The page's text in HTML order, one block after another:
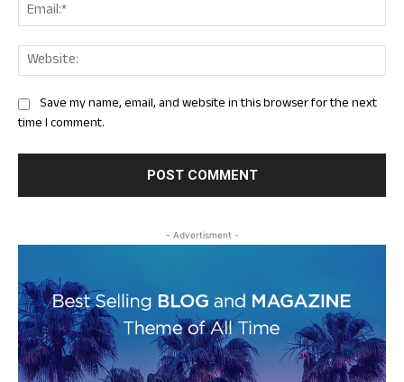
Save my name, email, and website in this browser for the next
time I comment.
- Advertisment -